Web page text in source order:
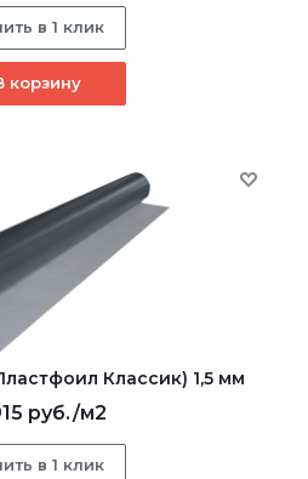
в 1 клик
корзину
Классик) 1,5 мм
руб./м2
в 1 клик